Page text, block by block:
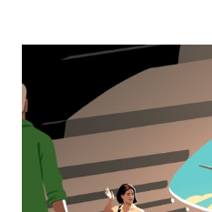
Kalender
zu
interagieren
und
ein
Datum
auszuwählen.
Drücke